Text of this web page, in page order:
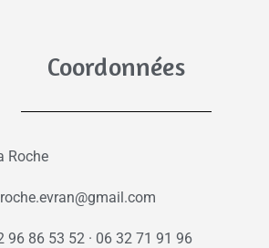
Coordonnées
Roche
96 86 53 52 · 06 32 71 91 96